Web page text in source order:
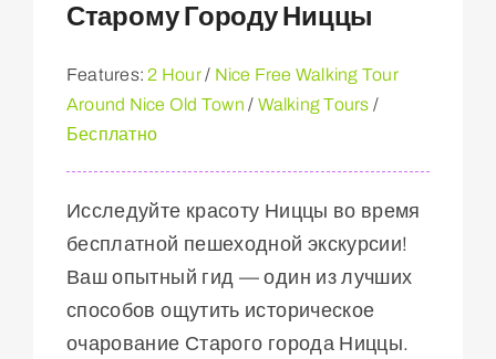
Старому Городу Ниццы
Features: 2 Hour/ Nice Free Walking Tour
Around Nice Old Town / Walking Tours /
Бесплатно
Исследуйте красоту Ниццы во время
бесплатной пешеходной экскурсии!
Ваш опытный гид — один из лучших
способов ощутить историческое
очарование Старого города Ниццы.